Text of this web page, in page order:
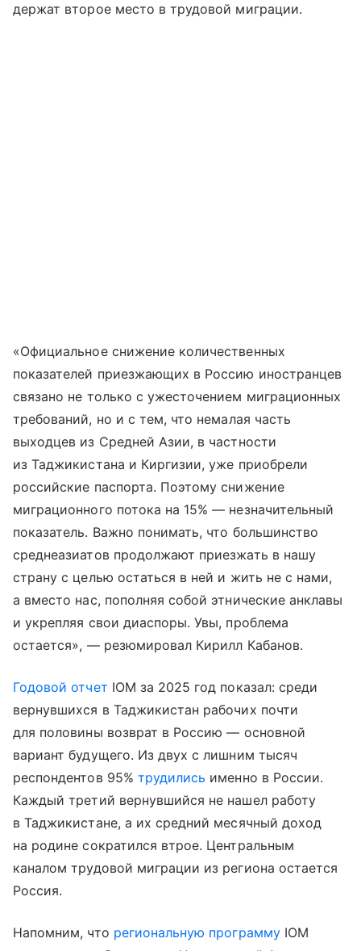
держат второе место в трудовой миграции.
«Официальное снижение количественных
показателей приезжающих в Россию иностранцев
связано не только с ужесточением миграционных
требований, но и с тем, что немалая часть
выходцев из Средней Азии, в частности
из Таджикистана и Киргизии, уже приобрели
российские паспорта. Поэтому снижение
миграционного потока на 15% — незначительный
показатель. Важно понимать, что большинство
среднеазиатов продолжают приезжать в нашу
страну с целью остаться в ней и жить не с нами,
а вместо нас, пополняя собой этнические анклавы
и укрепляя свои диаспоры. Увы, проблема
остается», — резюмировал Кирилл Кабанов.
Годовой отчет IOM за 2025 год показал: среди
вернувшихся в Таджикистан рабочих почти
для половины возврат в Россию — основной
вариант будущего. Из двух с лишним тысяч
респондентов 95% трудились именно в России.
Каждый третий вернувшийся не нашел работу
в Таджикистане, а их средний месячный доход
на родине сократился втрое. Центральным
каналом трудовой миграции из региона остается
Россия.
Напомним, что региональную программуIOM